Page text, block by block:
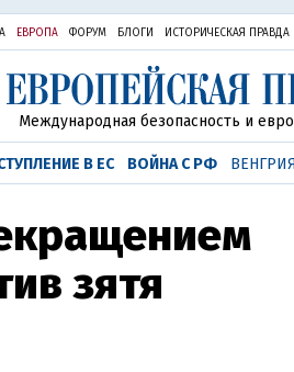
ЕВРОПА ФОРУМ БЛОГИ ИСТОРИЧЕСКАЯ ПРАВДА
Международная безопасность и
В ЕС ВОЙНА С РФ
зятя